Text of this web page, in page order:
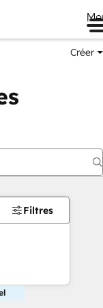
Créer
Filtres